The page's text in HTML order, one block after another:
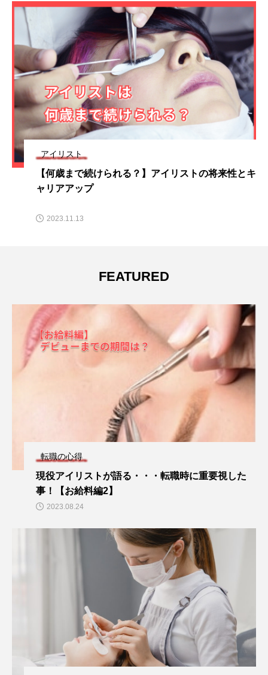
アイリスト
【何歳まで続けられる？】アイリストの将来性とキ
ャリアアップ
2023.11.13
FEATURED
転職の心得
現役アイリストが語る・・・転職時に重要視した
事！【お給料編2】
2023.08.24